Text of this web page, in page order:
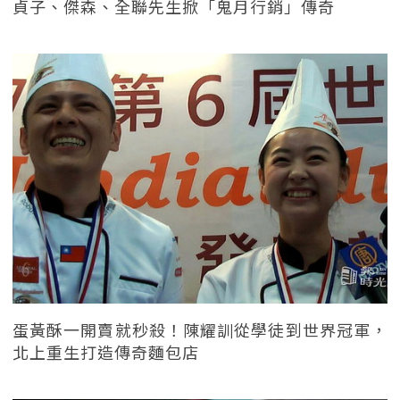
貞子、傑森、全聯先生掀「鬼月行銷」傳奇
蛋黃酥一開賣就秒殺！陳耀訓從學徒到世界冠軍，
北上重生打造傳奇麵包店